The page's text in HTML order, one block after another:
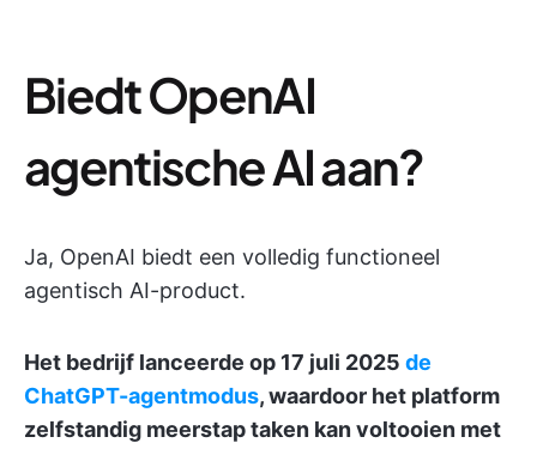
Biedt OpenAI
agentische AI aan?
Ja, OpenAI biedt een volledig functioneel
agentisch AI-product.
Het bedrijf lanceerde op 17 juli 2025 de
ChatGPT-agentmodus, waardoor het platform
zelfstandig meerstap taken kan voltooien met